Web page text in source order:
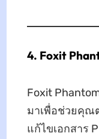
4. Foxit
Foxit
มาเพื่อช่วยคุณ
แก้ไขเอกสาร